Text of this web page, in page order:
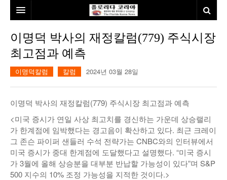
본사소개
뉴스
김명열칼럼
이명덕칼럼
김선옥칼럼
본보특집
100인선/독자광장
100인선
여행
이명덕 박사의 재정칼럼(779) 주식시장
최고점과 예측
이명덕칼럼 칼럼 2024년 03월 28일
이명덕 박사의 재정칼럼(779) 주식시장 최고점과 예측
<미국 증시가 연일 사상 최고치를 경신하는 가운데 상승랠리
가 한계점에 임박했다는 경고음이 확산하고 있다. 최근 크레이
그 존슨 파이퍼 샌들러 수석 전략가는 CNBC와의 인터뷰에서
미국 증시가 중대 한계점에 도달했다고 설명했다. “미국 증시
가 3월에 올해 상승분을 대부분 반납할 가능성이 있다”며 S&P
500 지수의 10% 조정 가능성을 지적한 것이다.>